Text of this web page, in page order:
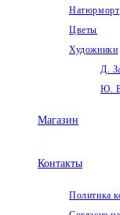
Натюрморт
Цветы
Художники
Д.
Ю.
Магазин
Контакты
Политика